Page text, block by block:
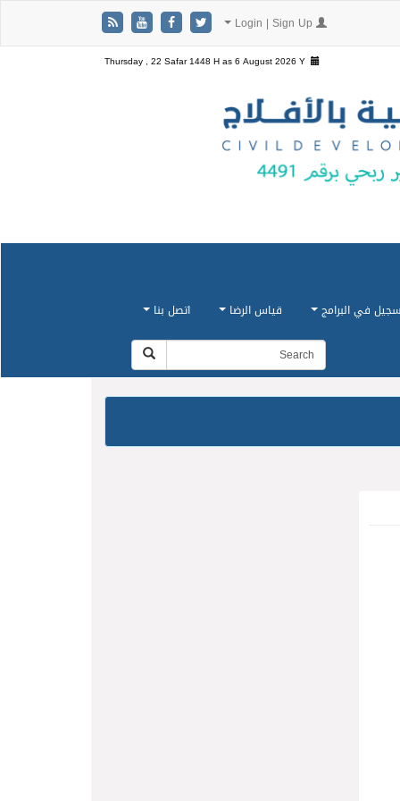
Thursday , 22 Safar 1448 H as6 August 2026 Y
في البرامج قياس الرضا اتصل بنا